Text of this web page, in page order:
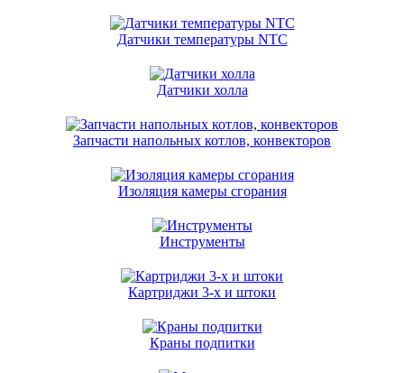
Датчики температуры NTC
Датчики холла
Запчасти напольных котлов, конвекторов
Изоляция камеры сгорания
Инструменты
Картриджи 3-х и штоки
Краны подпитки